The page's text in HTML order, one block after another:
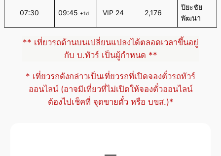
07:30 09:45 +1d VIP 24 2,176
ปิยะชัย
พัฒนา
** เที่ยวรถด้านบนเปลี่ยนแปลงได้ตลอดเวลาขึ้นอยู่
กับ บ.ทัวร์ เป็นผู้กำหนด **
* เที่ยวรถดังกล่าวเป็นเที่ยวรถที่เปิดจองตั๋วรถทัวร์
ออนไลน์ (อาจมีเที่ยวที่ไม่เปิดให้จองตั๋วออนไลน์
ต้องไปเช็คที่ จุดขายตั๋ว หรือ บขส.)*